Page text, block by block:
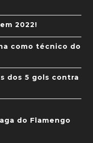
2022!
como técnico do
dos 5 gols contra
do Flamengo